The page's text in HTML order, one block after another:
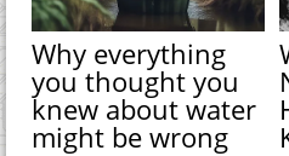
Why everything
you thought you
knew about water
might be wrong